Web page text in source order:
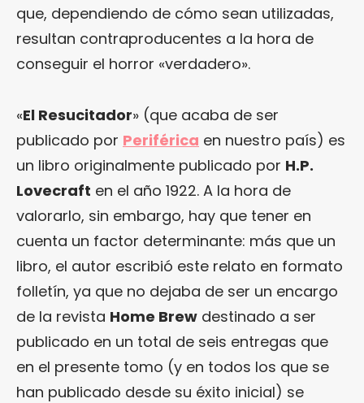
que, dependiendo de cómo sean utilizadas,
resultan contraproducentes a la hora de
conseguir el horror «verdadero».
«El Resucitador» (que acaba de ser
publicado por Periférica en nuestro país) es
un libro originalmente publicado por H.P.
Lovecraft en el año 1922. A la hora de
valorarlo, sin embargo, hay que tener en
cuenta un factor determinante: más que un
libro, el autor escribió este relato en formato
folletín, ya que no dejaba de ser un encargo
de la revista Home Brew destinado a ser
publicado en un total de seis entregas que
en el presente tomo (y en todos los que se
han publicado desde su éxito inicial) se